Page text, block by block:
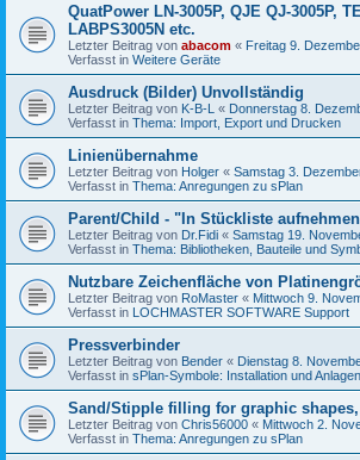
QuatPower LN-3005P, QJE QJ-3005P,
LABPS3005N etc.
Letzter Beitrag von abacom « Freitag 9.
Verfasst in Weitere Geräte
Ausdruck (Bilder) Unvollständig
Letzter Beitrag von K-B-L « Donnerstag 8.
Verfasst in Thema: Import, Export und Drucken
Linienübernahme
Letzter Beitrag von Holger « Samstag 3.
Verfasst in Thema: Anregungen zu sPlan
Parent/Child - "In Stückliste
Letzter Beitrag von Dr.Fidi « Samstag 19.
Verfasst in Thema: Bibliotheken, Bauteile und
Nutzbare Zeichenfläche von
Letzter Beitrag von RoMaster « Mittwoch 9.
Verfasst in LOCHMASTER SOFTWARE Support
Pressverbinder
Letzter Beitrag von Bender « Dienstag 8.
Verfasst in sPlan-Symbole: Installation und
Sand/Stipple filling for graphic shapes,
Letzter Beitrag von Chris56000 « Mittwoch 2.
Verfasst in Thema: Anregungen zu sPlan